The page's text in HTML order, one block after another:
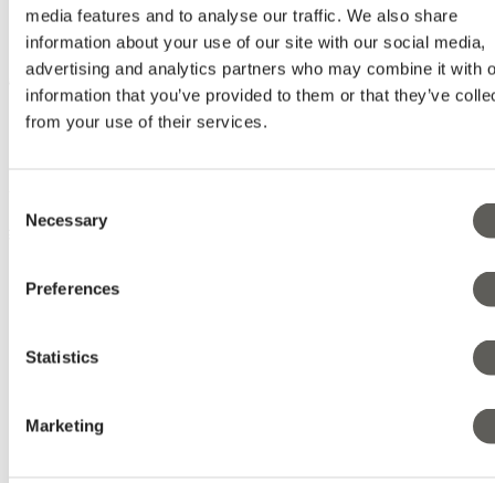
media features and to analyse our traffic. We also share
information about your use of our site with our social media,
advertising and analytics partners who may combine it with
information that you’ve provided to them or that they’ve
from your use of their services.
Selection
Necessary
Preferences
Statistics
Marketing
继续用胶带覆盖整个部分。